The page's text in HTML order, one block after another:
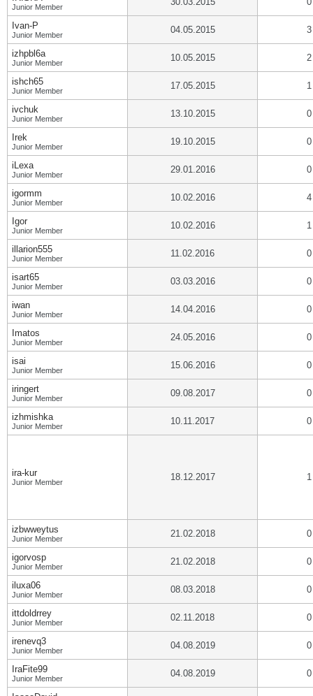
Junior Member
Ivan-P
Junior Member 04.05.2015 3
izhpbl6a
Junior Member 10.05.2015 2
ishch65
Junior Member 17.05.2015 1
ivchuk
Junior Member 13.10.2015 0
Irek
Junior Member 19.10.2015 0
iLexa
Junior Member 29.01.2016 0
igormm
Junior Member 10.02.2016 4
Igor
Junior Member 10.02.2016 1
illarion555
Junior Member 11.02.2016 0
isart65
Junior Member 03.03.2016 0
iwan
Junior Member 14.04.2016 0
Imatos
Junior Member 24.05.2016 0
isai
Junior Member 15.06.2016 0
iringert
Junior Member 09.08.2017 0
izhmishka
Junior Member 10.11.2017 0
ira-kur
Junior Member 18.12.2017 1
izbwweytus
Junior Member 21.02.2018 0
igorvosp
Junior Member 21.02.2018 0
iluxa06
Junior Member 08.03.2018 0
ittdoldrrey
Junior Member 02.11.2018 0
irenevq3
Junior Member 04.08.2019 0
IraFite99
Junior Member 04.08.2019 0